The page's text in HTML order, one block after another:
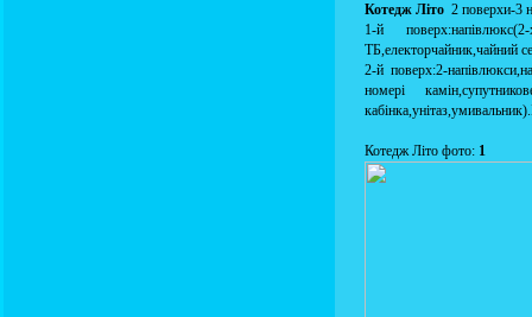
Котедж Літо2 поверхи-3
1-й
ТБ,електорчайник,чайний
2-й поверх:2-
номері
Котедж Літо фото:1